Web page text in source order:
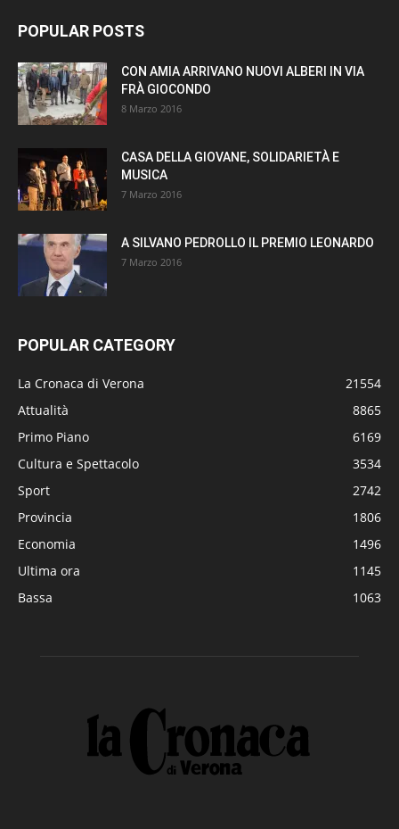
POPULAR POSTS
CON AMIA ARRIVANO NUOVI ALBERI IN VIA
FRÀ GIOCONDO
8 Marzo 2016
CASA DELLA GIOVANE, SOLIDARIETÀ E
MUSICA
7 Marzo 2016
A SILVANO PEDROLLO IL PREMIO LEONARDO
7 Marzo 2016
POPULAR CATEGORY
La Cronaca di Verona
21554
Attualità
8865
Primo Piano
6169
Cultura e Spettacolo
3534
Sport
2742
Provincia
1806
Economia
1496
Ultima ora
1145
Bassa
1063